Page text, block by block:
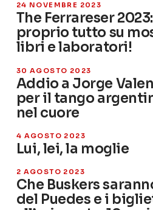
24 NOVEMBRE 2023
The Ferrareser
proprio tutto su
libri e laboratori!
30 AGOSTO 2023
Addio a Jorge
per il tango
nel cuore
4 AGOSTO 2023
Lui, lei, la moglie
2 AGOSTO 2023
Che Buskers
del Puedes e i